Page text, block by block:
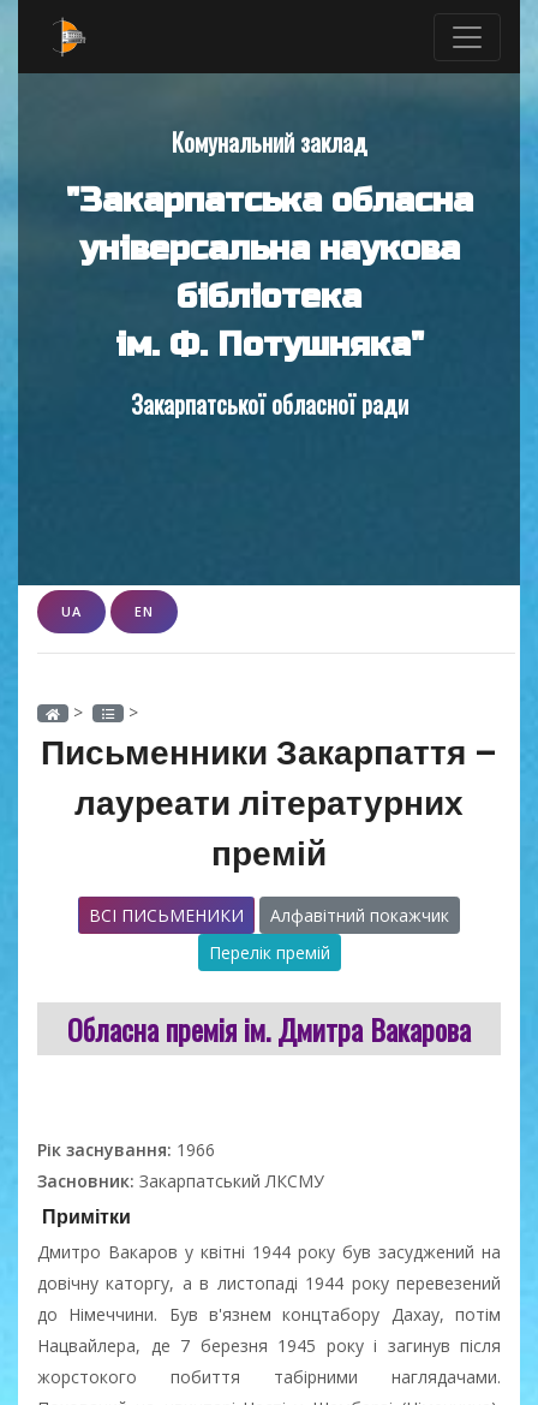
Комунальний заклад
"Закарпатська обласна
універсальна наукова
бібліотека
ім. Ф. Потушняка"
Закарпатської обласної ради
UA EN
> >
Письменники Закарпаття –
лауреати літературних
премій
ВСІ ПИСЬМЕНИКИ
Алфавітний покажчик
Перелік премій
Обласна премія ім. Дмитра Вакарова
Рік заснування: 1966
Засновник: Закарпатський ЛКСМУ
Примітки
Дмитро Вакаров у квітні 1944 року був засуджений на
довічну каторгу, а в листопаді 1944 року перевезений
до Німеччини. Був в'язнем концтабору Дахау, потім
Нацвайлера, де 7 березня 1945 року і загинув після
жорстокого побиття табірними наглядачами.